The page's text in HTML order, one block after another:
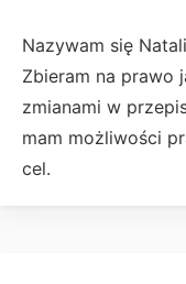
Nazywam się
Zbieram na prawo
zmianami w
mam możliwości
cel.